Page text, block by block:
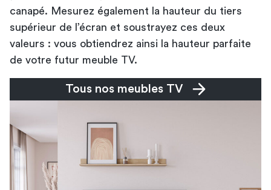
canapé. Mesurez également la hauteur du tiers
supérieur de l’écran et soustrayez ces deux
valeurs : vous obtiendrez ainsi la hauteur parfaite
de votre futur meuble TV.
Tous nos meubles TV